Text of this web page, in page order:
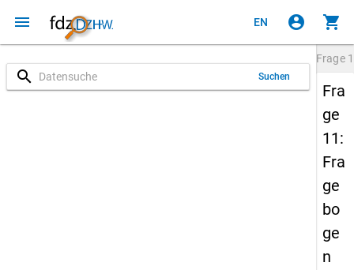
menu EN account_circle shopping_cart
search Suchen
Frage
Fra
ge
11:
Fra
ge
bo
ge
n